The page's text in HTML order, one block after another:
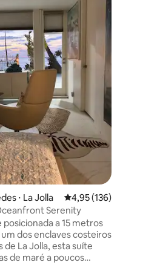
5, 198 avaliações
⋅ La Jolla 4,95 de uma avaliação
4,95 (136)
Serenity
a 15 metros
dos enclaves costeiros
de La Jolla, esta suíte
de maré a poucos